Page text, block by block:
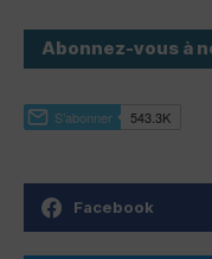
Abonnez-vous à
Facebook